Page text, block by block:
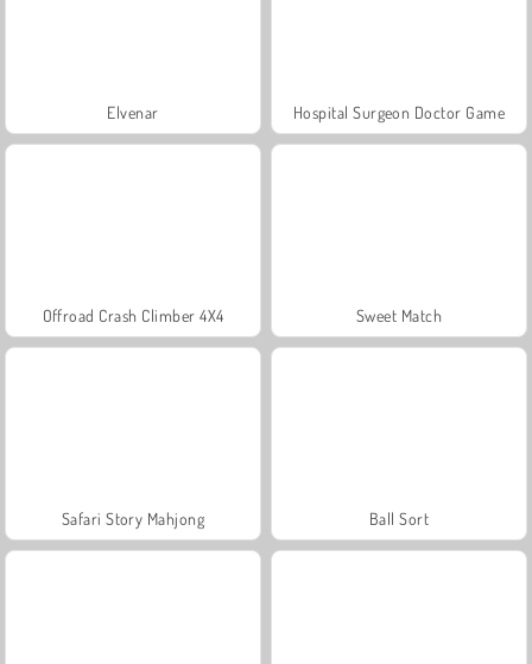
Elvenar Hospital Surgeon Doctor Game
Offroad Crash Climber 4X4 Sweet Match
Safari Story Mahjong Ball Sort